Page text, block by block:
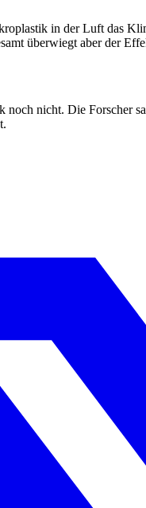
in der Luft das
überwiegt aber der
nicht. Die Forscher